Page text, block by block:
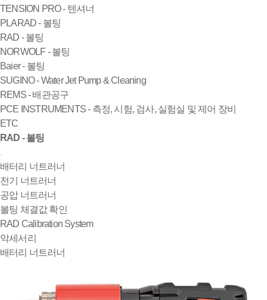
TENSION PRO - 텐셔너
PLARAD - 볼팅
RAD - 볼팅
NORWOLF - 볼팅
Baier - 볼팅
SUGINO - Water Jet Pump & Cleaning
REMS - 배관공구
PCE INSTRUMENTS - 측정, 시험, 검사, 실험실 및 제어 장비
ETC
RAD - 볼팅
배터리 너트러너
전기 너트러너
공압 너트러너
볼팅 체결값 확인
RAD Calibration System
악세서리
배터리 너트러너